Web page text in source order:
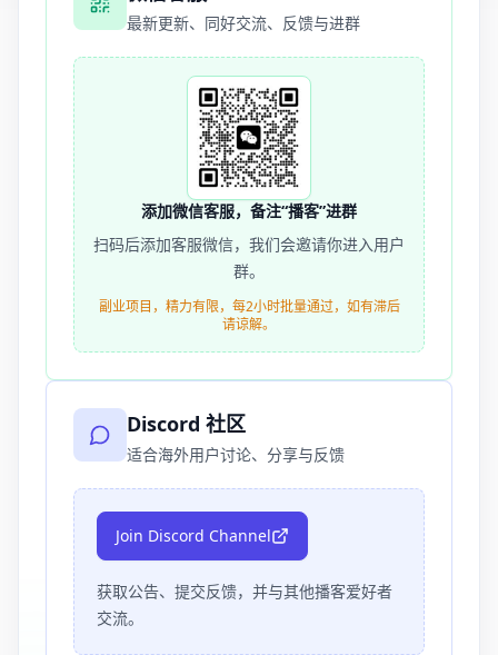
最新更新、同好交流、反馈与进群
添加微信客服，备注“播客”进群
扫码后添加客服微信，我们会邀请你进入用户
群。
副业项目，精力有限，每2小时批量通过，如有滞后
请谅解。
Discord 社区
适合海外用户讨论、分享与反馈
Join Discord Channel
获取公告、提交反馈，并与其他播客爱好者
交流。